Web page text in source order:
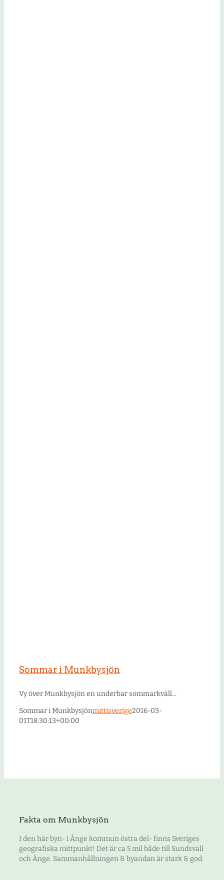
Sommar i Munkbysjön
Vy över Munkbysjön en underbar sommarkväll...
Sommar i Munkbysjönmittisverige2016-03-
01T18:30:13+00:00
Fakta om Munkbysjön
I den här byn- i Ånge kommun östra del- finns Sveriges
geografiska mittpunkt! Det är ca 5 mil både till Sundsvall
och Ånge. Sammanhållningen & byandan är stark & god.